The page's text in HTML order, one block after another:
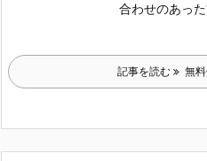
合わせのあっ
記事を読む 無料